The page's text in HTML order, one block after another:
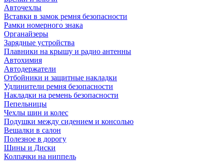
Авточехлы
Вставки в замок ремня безопасности
Рамки номерного знака
Органайзеры
Зарядные устройства
Плавники на крышу и радио антенны
Автохимия
Автодержатели
Отбойники и защитные накладки
Удлинители ремня безопасности
Накладки на ремень безопасности
Пепельницы
Чехлы шин и колес
Подушки между сидением и консолью
Вешалки в салон
Полезное в дорогу
Шины и Диски
Колпачки на ниппель